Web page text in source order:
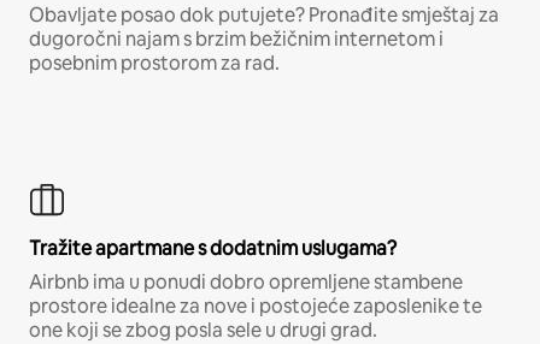
Obavljate posao dok putujete? Pronađite smještaj za
dugoročni najam s brzim bežičnim internetom i
posebnim prostorom za rad.
Tražite apartmane s dodatnim uslugama?
Airbnb ima u ponudi dobro opremljene stambene
prostore idealne za nove i postojeće zaposlenike te
one koji se zbog posla sele u drugi grad.